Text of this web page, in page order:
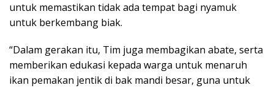
untuk memastikan tidak ada tempat bagi nyamuk
untuk berkembang biak.
“Dalam gerakan itu, Tim juga membagikan abate, serta
memberikan edukasi kepada warga untuk menaruh
ikan pemakan jentik di bak mandi besar, guna untuk